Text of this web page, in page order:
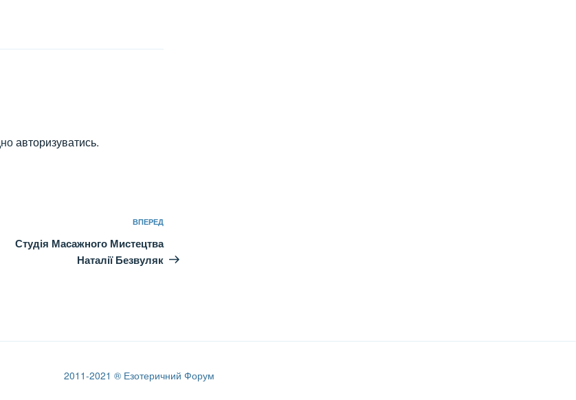
авторизуватись.
ВПЕРЕД
Студія Масажного Мистецтва
Наталії Безвуляк
2011-2021 ® Езотеричний Форум